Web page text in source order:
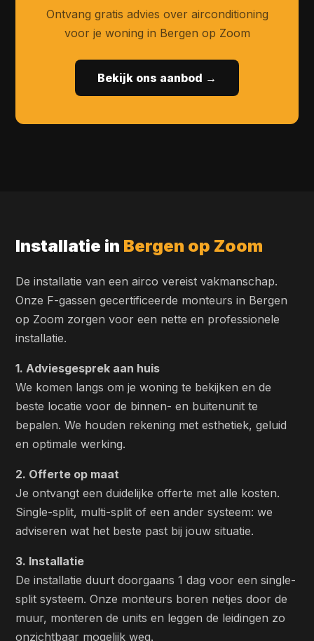
Ontvang gratis advies over airconditioning
voor je woning in Bergen op Zoom
Bekijk ons aanbod →
Installatie in Bergen op Zoom
De installatie van een airco vereist vakmanschap.
Onze F-gassen gecertificeerde monteurs in Bergen
op Zoom zorgen voor een nette en professionele
installatie.
1. Adviesgesprek aan huis
We komen langs om je woning te bekijken en de
beste locatie voor de binnen- en buitenunit te
bepalen. We houden rekening met esthetiek, geluid
en optimale werking.
2. Offerte op maat
Je ontvangt een duidelijke offerte met alle kosten.
Single-split, multi-split of een ander systeem: we
adviseren wat het beste past bij jouw situatie.
3. Installatie
De installatie duurt doorgaans 1 dag voor een single-
split systeem. Onze monteurs boren netjes door de
muur, monteren de units en leggen de leidingen zo
onzichtbaar mogelijk weg.